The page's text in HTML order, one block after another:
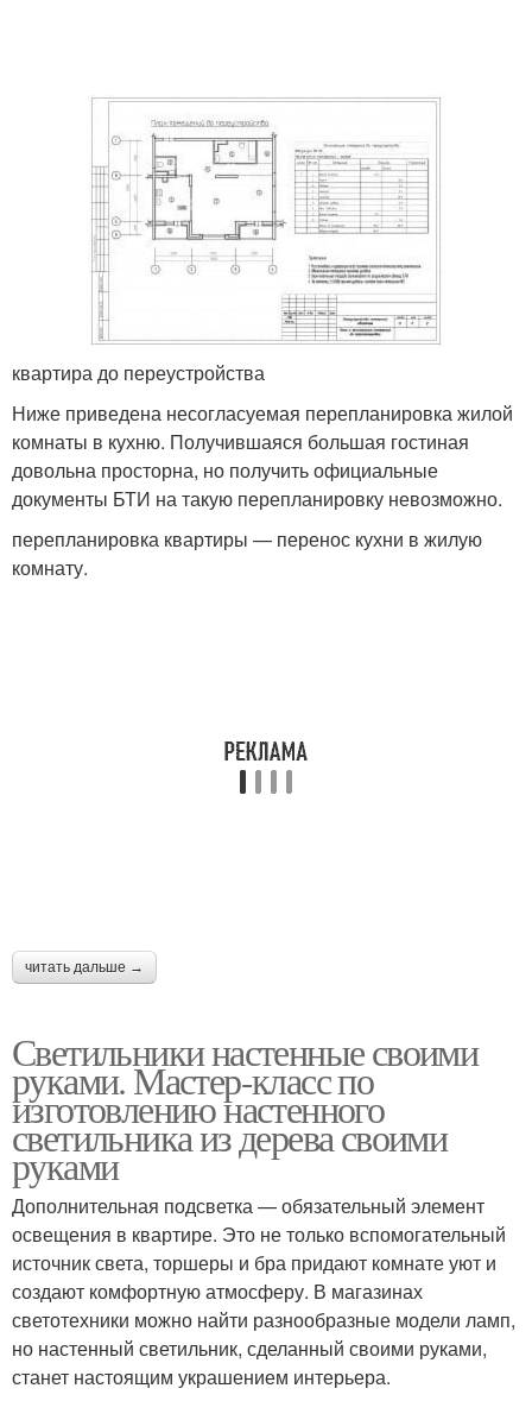
квартира до переустройства
Ниже приведена несогласуемая перепланировка жилой
комнаты в кухню. Получившаяся большая гостиная
довольна просторна, но получить официальные
документы БТИ на такую перепланировку невозможно.
перепланировка квартиры — перенос кухни в жилую
комнату.
читать дальше →
Светильники настенные своими
руками. Мастер-класс по
изготовлению настенного
светильника из дерева своими
руками
Дополнительная подсветка — обязательный элемент
освещения в квартире. Это не только вспомогательный
источник света, торшеры и бра придают комнате уют и
создают комфортную атмосферу. В магазинах
светотехники можно найти разнообразные модели ламп,
но настенный светильник, сделанный своими руками,
станет настоящим украшением интерьера.